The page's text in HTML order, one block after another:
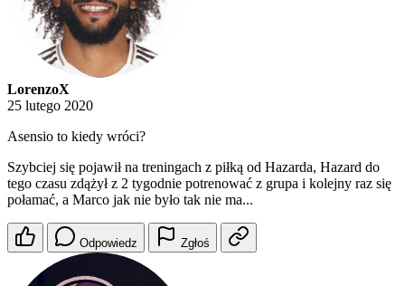
LorenzoX
25 lutego 2020
Asensio to kiedy wróci?
Szybciej się pojawił na treningach z piłką od Hazarda, Hazard do
tego czasu zdążył z 2 tygodnie potrenować z grupa i kolejny raz się
połamać, a Marco jak nie było tak nie ma...
Odpowiedz Zgłoś